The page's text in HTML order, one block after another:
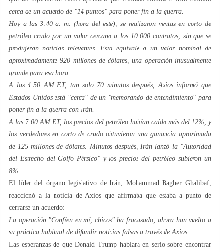
cerca de un acuerdo de "14 puntos" para poner fin a la guerra.
Hoy a las 3:40 a. m. (hora del este), se realizaron ventas en corto de
petróleo crudo por un valor cercano a los 10 000 contratos, sin que se
produjeran noticias relevantes. Esto equivale a un valor nominal de
aproximadamente 920 millones de dólares, una operación inusualmente
grande para esa hora.
A las 4:50 AM ET, tan solo 70 minutos después, Axios informó que
Estados Unidos está "cerca" de un "memorando de entendimiento" para
poner fin a la guerra con Irán.
A las 7:00 AM ET, los precios del petróleo habían caído más del 12%, y
los vendedores en corto de crudo obtuvieron una ganancia aproximada
de 125 millones de dólares. Minutos después, Irán lanzó la "Autoridad
del Estrecho del Golfo Pérsico" y los precios del petróleo subieron un
8%.
El líder del órgano legislativo de Irán, Mohammad Bagher Ghalibaf,
reaccionó a la noticia de Axios que afirmaba que estaba a punto de
cerrarse un acuerdo:
La operación "Confíen en mí, chicos" ha fracasado; ahora han vuelto a
su práctica habitual de difundir noticias falsas a través de Axios.
Las esperanzas de que Donald Trump hablara en serio sobre encontrar